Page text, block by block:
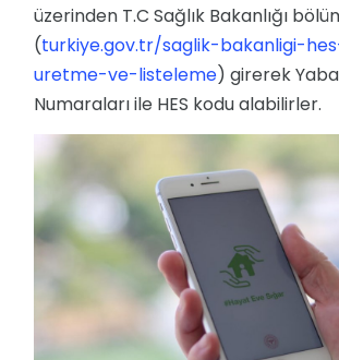
üzerinden T.C Sağlık Bakanlığı
(turkiye.gov.tr/saglik-bakanligi-
uretme-ve-listeleme) girerek
Numaraları ile HES kodu alabilirler.